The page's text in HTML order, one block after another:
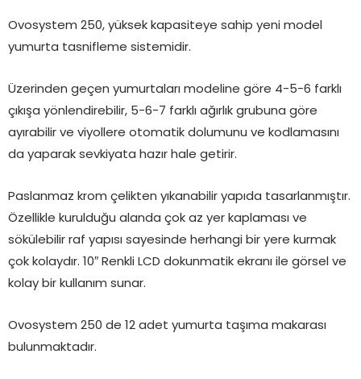
Ovosystem 250, yüksek kapasiteye sahip yeni model
yumurta tasnifleme sistemidir.
Üzerinden geçen yumurtaları modeline göre 4-5-6 farklı
çıkışa yönlendirebilir, 5-6-7 farklı ağırlık grubuna göre
ayırabilir ve viyollere otomatik dolumunu ve kodlamasını
da yaparak sevkiyata hazır hale getirir.
Paslanmaz krom çelikten yıkanabilir yapıda tasarlanmıştır.
Özellikle kurulduğu alanda çok az yer kaplaması ve
sökülebilir raf yapısı sayesinde herhangi bir yere kurmak
çok kolaydır. 10″ Renkli LCD dokunmatik ekranı ile görsel ve
kolay bir kullanım sunar.
Ovosystem 250 de 12 adet yumurta taşıma makarası
bulunmaktadır.